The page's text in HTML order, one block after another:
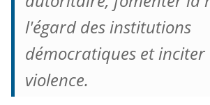
l'égard des institutions
démocratiques et inciter
violence.